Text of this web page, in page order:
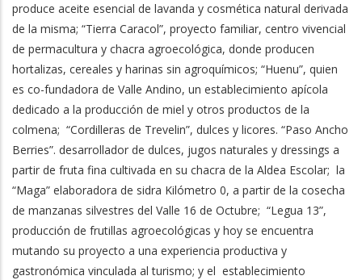
produce aceite esencial de lavanda y cosmética natural derivada
de la misma; “Tierra Caracol”, proyecto familiar, centro vivencial
de permacultura y chacra agroecológica, donde producen
hortalizas, cereales y harinas sin agroquímicos; “Huenu”, quien
es co-fundadora de Valle Andino, un establecimiento apícola
dedicado a la producción de miel y otros productos de la
colmena; “Cordilleras de Trevelin”, dulces y licores. “Paso Ancho
Berries”. desarrollador de dulces, jugos naturales y dressings a
partir de fruta fina cultivada en su chacra de la Aldea Escolar; la
“Maga” elaboradora de sidra Kilómetro 0, a partir de la cosecha
de manzanas silvestres del Valle 16 de Octubre; “Legua 13”,
producción de frutillas agroecológicas y hoy se encuentra
mutando su proyecto a una experiencia productiva y
gastronómica vinculada al turismo; y el establecimiento